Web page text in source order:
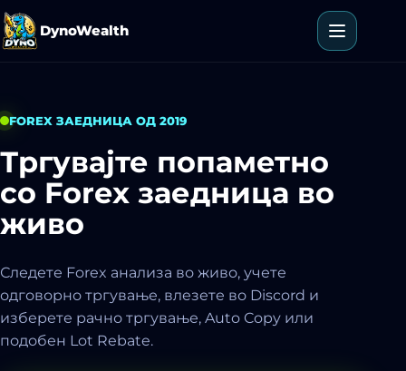
Прескокни до содржина
DynoWealth
Отвори
FOREX ЗАЕДНИЦА ОД 2019
Тргувајте попаметно
со Forex заедница во
живо
Следете Forex анализа во живо, учете
одговорно тргување, влезете во Discord и
изберете рачно тргување, Auto Copy или
подобен Lot Rebate.